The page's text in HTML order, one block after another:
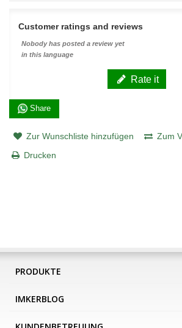
Customer ratings and reviews
Nobody has posted a review yet
in this language
Rate it
Share
Zur Wunschliste hinzufügen
Zum
Drucken
PRODUKTE
IMKERBLOG